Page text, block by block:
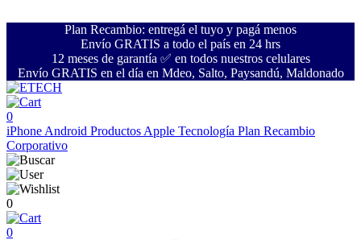
Plan Recambio: entregá el tuyo y pagá menos
Envío GRATIS a todo el país en 24 hrs
12 meses de garantía ✅ en todos nuestros celulares
Envío GRATIS en el día en Mdeo, Salto, Paysandú, Maldonado
0
iPhone Android Productos Apple Tecnología Plan Recambio
Corporativo
0
0